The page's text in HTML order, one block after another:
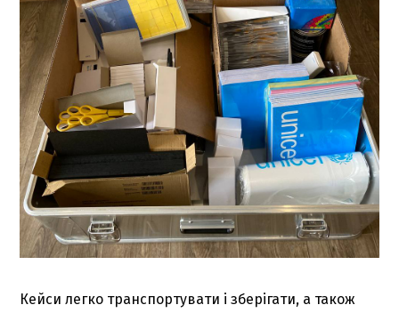
Кейси легко транспортувати і зберігати, а також